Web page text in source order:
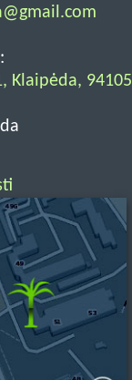
Klaipėda, 94105